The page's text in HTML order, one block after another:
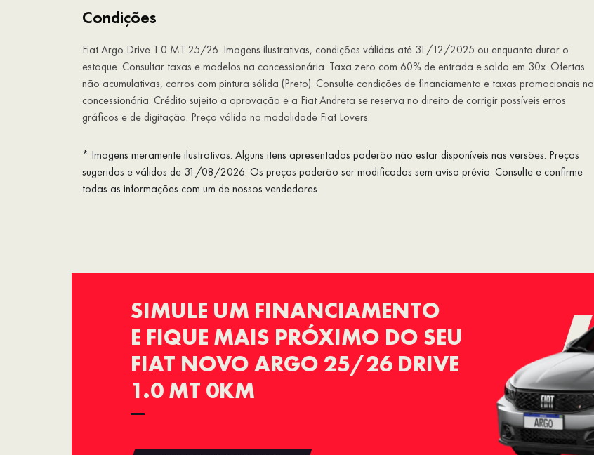
Condições
Fiat Argo Drive 1.0 MT 25/26. Imagens ilustrativas, condições válidas até 31/12/2025 ou enquanto durar o
estoque. Consultar taxas e modelos na concessionária. Taxa zero com 60% de entrada e saldo em 30x. Ofertas
não acumulativas, carros com pintura sólida (Preto). Consulte condições de financiamento e taxas promocionais na
concessionária. Crédito sujeito a aprovação e a Fiat Andreta se reserva no direito de corrigir possíveis erros
gráficos e de digitação. Preço válido na modalidade Fiat Lovers.
* Imagens meramente ilustrativas. Alguns itens apresentados poderão não estar disponíveis nas versões. Preços
sugeridos e válidos de 31/08/2026. Os preços poderão ser modificados sem aviso prévio. Consulte e confirme
todas as informações com um de nossos vendedores.
SIMULE UM FINANCIAMENTO
E FIQUE MAIS PRÓXIMO DO SEU
FIAT NOVO ARGO 25/26 DRIVE
1.0 MT 0KM